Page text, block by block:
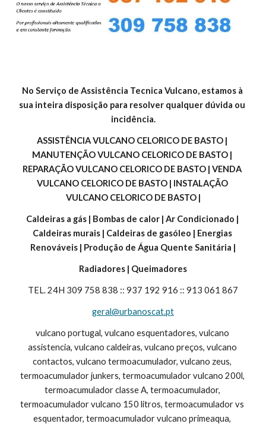
No Serviço de Assistência Tecnica Vulcano, estamos à
sua inteira disposição para resolver qualquer dúvida ou
incidência.
ASSISTÊNCIA VULCANO CELORICO DE BASTO |
MANUTENÇÃO VULCANO CELORICO DE BASTO |
REPARAÇÃO VULCANO CELORICO DE BASTO | VENDA
VULCANO CELORICO DE BASTO | INSTALAÇÃO
VULCANO CELORICO DE BASTO |
Caldeiras a gás | Bombas de calor | Ar Condicionado |
Caldeiras murais | Caldeiras de gasóleo | Energias
Renováveis | Produção de Água Quente Sanitária |
Radiadores | Queimadores
TEL. 24H 309 758 838 :: 937 192 916 :: 913 061 867
geral@urbanoscat.pt
vulcano portugal, vulcano esquentadores, vulcano
assistencia, vulcano caldeiras, vulcano preços, vulcano
contactos, vulcano termoacumulador, vulcano zeus,
termoacumulador junkers, termoacumulador vulcano 200l,
termoacumulador classe A, termoacumulador,
termoacumulador vulcano 150 litros, termoacumulador vs
esquentador, termoacumulador vulcano primeaqua,